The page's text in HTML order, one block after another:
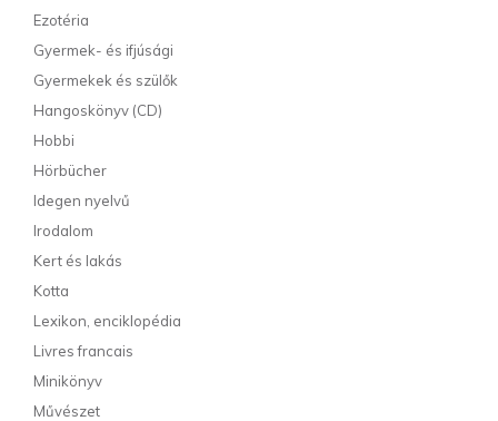
Ezotéria
Gyermek- és ifjúsági
Gyermekek és szülők
Hangoskönyv (CD)
Hobbi
Hörbücher
Idegen nyelvű
Irodalom
Kert és lakás
Kotta
Lexikon, enciklopédia
Livres francais
Minikönyv
Művészet